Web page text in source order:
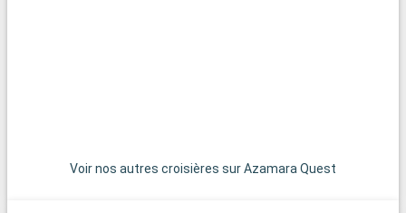
Voir nos autres croisières sur Azamara Quest